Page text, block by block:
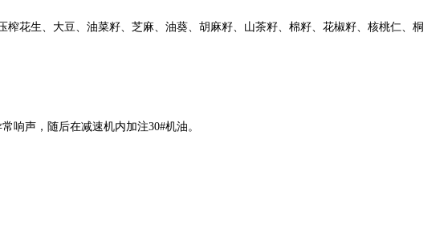
花生、大豆、油菜籽、芝麻、油葵、胡麻籽、山茶籽、棉籽、花椒籽、核桃仁、桐
响声，随后在减速机内加注30#机油。